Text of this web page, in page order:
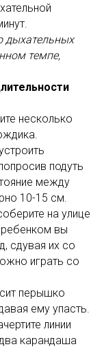
дыхательных
темпе,
несколько
подуть
между
10-15 см.
на улице
ребенком вы
сдувая их со
играть со
перышко
ему упасть.
линии
карандаша